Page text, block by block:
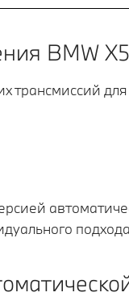
BMW
трансмиссий